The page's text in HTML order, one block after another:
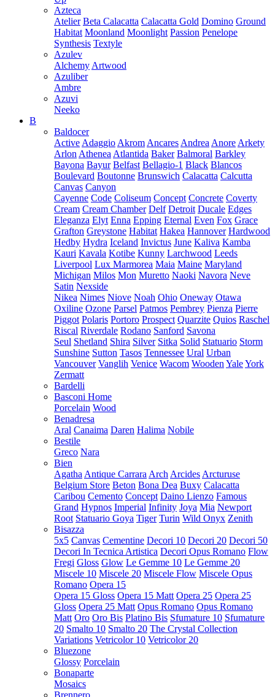
Azteca
Atelier Beta Calacatta Calacatta Gold Domino Ground
Habitat Moonland Moonlight Passion Penelope
Synthesis Textyle
Azulev
Alchemy Artwood
Azuliber
Ambre
Azuvi
Neeko
B
Baldocer
Active Adaggio Akrom Ancares Andrea Anore Arkety
Arlon Athenea Atlantida Baker Balmoral Barkley
Bayona Bayur Belfast Bellagio-1 Black Blancos
Boulevard Boutonne Brunswich Calacatta Calcutta
Canvas Canyon
Cayenne Code Coliseum Concept Concrete Coverty
Cream Cream Chamber Delf Detroit Ducale Edges
Eleganza Elyt Enna Epping Eternal Even Fox Grace
Grafton Greystone Habitat Hakea Hannover Hardwood
Hedby Hydra Iceland Invictus June Kaliva Kamba
Kauri Kavala Kotibe Kunny Larchwood Leeds
Liverpool Lux Marmorea Maia Maine Maryland
Michigan Milos Mon Muretto Naoki Navora Neve
Satin Nexside
Nikea Nimes Niove Noah Ohio Oneway Otawa
Oxiline Ozone Parsel Patmos Pembrey Pienza Pierre
Piggot Polaris Portoro Prospect Quarzite Quios Raschel
Riscal Riverdale Rodano Sanford Savona
Seul Shetland Shira Silver Sitka Solid Statuario Storm
Sunshine Sutton Tasos Tennessee Ural Urban
Vancouver Vanglih Venice Wacom Wooden YaleYork
Zermatt
Bardelli
Basconi Home
Porcelain Wood
Benadresa
Aral Canaima Daren Halima Nobile
Bestile
Greco Nara
Bien
Agatha Antique Carrara Arch Arcides Arcturuse
Belgium Store Beton Bona Dea Buxy Calacatta
Caribou Cemento Concept Daino Lienzo Famous
Grand Hypnos Imperial Infinity Joya Mia Newport
Root Statuario Goya Tiger Turin Wild Onyx Zenith
Bisazza
5x5 Canvas Cementine Decori 10 Decori 20 Decori 50
Decori In Tecnica Artistica Decori Opus Romano Flow
Fregi Gloss Glow Le Gemme 10 Le Gemme 20
Miscele 10 Miscele 20 Miscele Flow Miscele Opus
Romano Opera 15
Opera 15 Gloss Opera 15 Matt Opera 25 Opera 25
Gloss Opera 25 Matt Opus Romano Opus Romano
Matt Oro Oro Bis Platino Bis Sfumature 10 Sfumature
20 Smalto 10 Smalto 20 The Crystal Collection
Variations Vetricolor 10 Vetricolor 20
Bluezone
Glossy Porcelain
Bonaparte
Mosaics